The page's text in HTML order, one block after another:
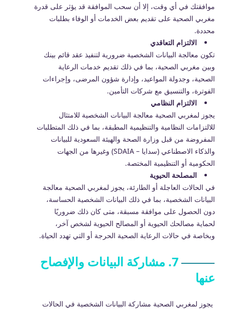
موافقتك في أي وقت، إلا أن سحب الموافقة قد يؤثر على قدرة
مغربي الصحية على تقديم بعض الخدمات أو الوفاء بطلبات
محددة.
الالتزام التعاقدي
تكون معالجة البيانات الشخصية ضرورية لتنفيذ عقد قائم بينك
وبين مغربي الصحية، بما في ذلك تقديم خدمات الرعاية
الصحية، وجدولة المواعيد، وإدارة شؤون المرضى، وإجراءات
الفوترة، والتنسيق مع شركات التأمين.
الالتزام النظامي
يجوز لمغربي الصحية معالجة البيانات الشخصية للامتثال
للالتزامات النظامية والتنظيمية المطبقة، بما في ذلك المتطلبات
المفروضة من قبل وزارة الصحة والهيئة السعودية للبيانات
والذكاء الاصطناعي (سدايا – SDAIA) وغيرها من الجهات
الحكومية أو التنظيمية المختصة.
المصلحة الحيوية
في الحالات العاجلة أو الطارئة، يجوز لمغربي الصحية معالجة
البيانات الشخصية، بما في ذلك البيانات الشخصية الحساسة،
دون الحصول على موافقة مسبقة، متى كان ذلك ضروريًا
لحماية مصالحك الحيوية أو المصالح الحيوية لشخص آخر،
وبخاصة في حالات الرعاية الصحية الحرجة أو التي تهدد الحياة.
7. مشاركة البيانات والإفصاح
عنها
يجوز لمغربي الصحية مشاركة البيانات الشخصية في الحالات